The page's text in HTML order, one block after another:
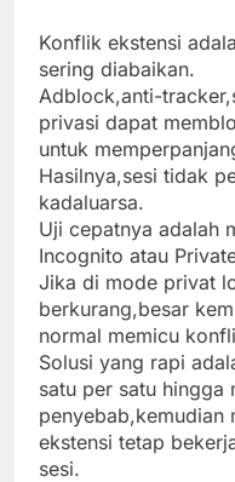
Konflik ekstensi
sering diabaikan.
Adblock,anti-
privasi dapat
untuk
Hasilnya,sesi tidak
kadaluarsa.
Uji cepatnya adalah
Incognito atau
Jika di mode privat
berkurang,besar
normal memicu
Solusi yang rapi
satu per satu hingga
penyebab,kemudian
ekstensi tetap
sesi.